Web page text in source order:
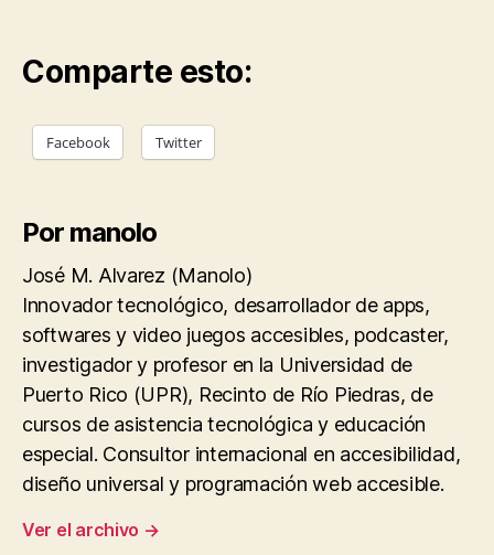
Comparte esto:
Facebook Twitter
Por manolo
José M. Alvarez (Manolo)
Innovador tecnológico, desarrollador de apps,
softwares y video juegos accesibles, podcaster,
investigador y profesor en la Universidad de
Puerto Rico (UPR), Recinto de Río Piedras, de
cursos de asistencia tecnológica y educación
especial. Consultor internacional en accesibilidad,
diseño universal y programación web accesible.
Ver el archivo →